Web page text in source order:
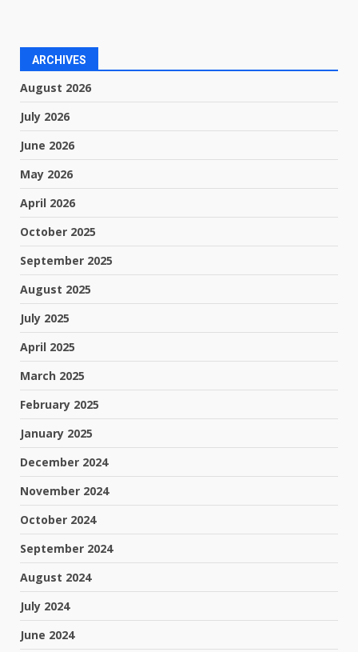
ARCHIVES
August 2026
July 2026
June 2026
May 2026
April 2026
October 2025
September 2025
August 2025
July 2025
April 2025
March 2025
February 2025
January 2025
December 2024
November 2024
October 2024
September 2024
August 2024
July 2024
June 2024